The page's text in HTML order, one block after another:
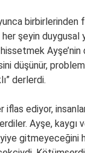
birbirlerinden
şeyin duygusal
düşünür,
derlerdi.
ediyor,
Ayşe, kaygı
gitmeyeceğini